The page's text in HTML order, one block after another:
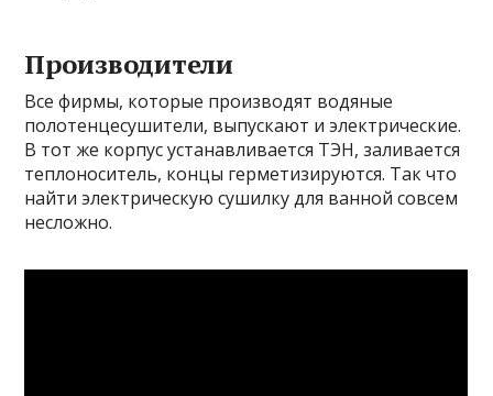
Производители
Все фирмы, которые производят водяные
полотенцесушители, выпускают и электрические.
В тот же корпус устанавливается ТЭН, заливается
теплоноситель, концы герметизируются. Так что
найти электрическую сушилку для ванной совсем
несложно.